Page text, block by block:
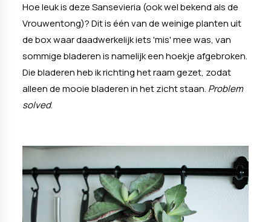
Hoe leuk is deze Sansevieria (ook wel bekend als de
Vrouwentong)? Dit is één van de weinige planten uit
de box waar daadwerkelijk iets 'mis' mee was, van
sommige bladeren is namelijk een hoekje afgebroken.
Die bladeren heb ik richting het raam gezet, zodat
alleen de mooie bladeren in het zicht staan. Problem
solved.